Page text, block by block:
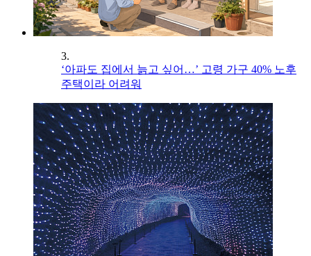
3.
‘아파도 집에서 늙고 싶어…’ 고령 가구 40% 노후
주택이라 어려워